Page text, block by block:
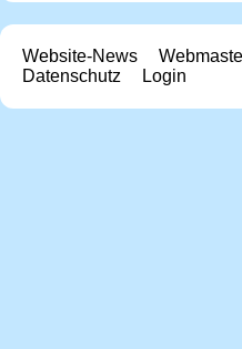
Website-News
Datenschutz
Login